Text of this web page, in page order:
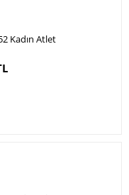
Kadın Atlet